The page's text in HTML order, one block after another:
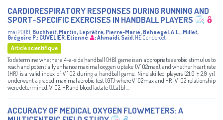
CARDIORESPIRATORY RESPONSES DURING RUNNING AND
SPORT-SPECIFIC EXERCISES IN HANDBALL PLAYERS
mai 2009, Buchheit, Martin; Leprêtre, Pierre-Marie; Behaegel, A.L.; Millet,
Grégoire P.; CUVELIER, Etienne ;Ahmaidi, Said, HE Condorcet
Article scientifique
To determine whether a 4-a-side handball (HB) game is an appropriate aerobic stimulus to
reach and potentially enhance maximal oxygen uptake (V˙O2max), and whether heart rate
(HR) is a valid index of V˙O2 during a handball game. Nine skilled players (21.0 ± 2.9 yr)
underwent a graded maximal aerobic test (GT) where V˙O2max and HR−V˙O2 relationship
were determined. V˙O2, HR and blood lactate ([La]b) ...
ACCURACY OF MEDICAL OXYGEN FLOWMETERS: A